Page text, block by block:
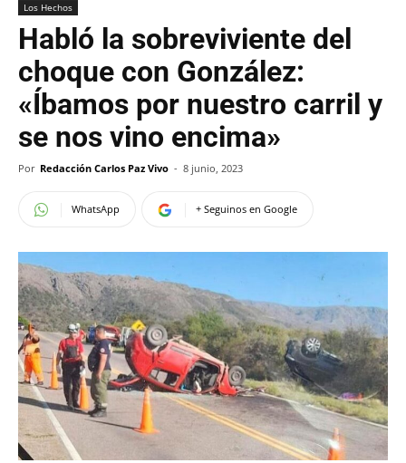
Los Hechos
Habló la sobreviviente del
choque con González:
«Íbamos por nuestro carril y
se nos vino encima»
Por Redacción Carlos Paz Vivo - 8 junio, 2023
WhatsApp + Seguinos en Google